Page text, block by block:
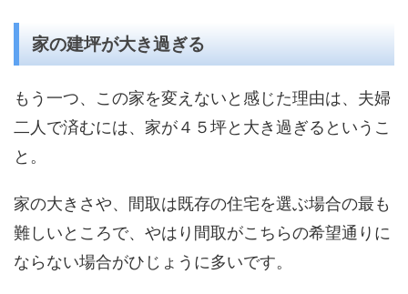
家の建坪が大き過ぎる
もう一つ、この家を変えないと感じた理由は、夫婦
二人で済むには、家が４５坪と大き過ぎるというこ
と。
家の大きさや、間取は既存の住宅を選ぶ場合の最も
難しいところで、やはり間取がこちらの希望通りに
ならない場合がひじょうに多いです。